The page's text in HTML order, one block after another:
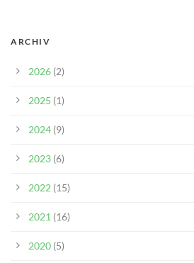
ARCHIV
2026 (2)
2025 (1)
2024 (9)
2023 (6)
2022 (15)
2021 (16)
2020 (5)